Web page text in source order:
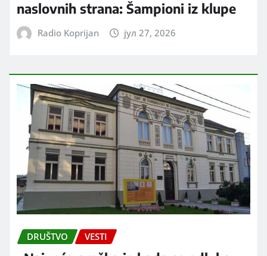
naslovnih strana: Šampioni iz klupe
Radio Koprijan јул 27, 2026
DRUŠTVO VESTI